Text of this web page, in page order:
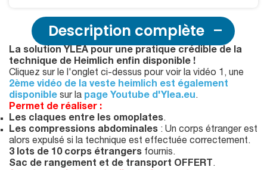
Description complète
La solution YLEA pour une pratique crédible de la
technique de Heimlich enfin disponible !
Cliquez sur le l'onglet ci-dessus pour voir la vidéo 1, une
2ème vidéo de la veste heimlich est également
disponible sur la page Youtube d'Ylea.eu.
Permet de réaliser :
Les claques entre les omoplates.
Les compressions abdominales : Un corps étranger est
alors expulsé si la technique est effectuée correctement.
3 lots de 10 corps étrangers fournis.
Sac de rangement et de transport OFFERT .